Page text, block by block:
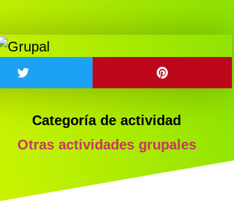
Categoría de actividad
Otras actividades grupales